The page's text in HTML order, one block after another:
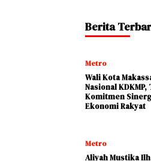
Berita
Metro
Wali Kota
Nasional KDKMP,
Komitmen
Ekonomi Rakyat
Metro
Aliyah Mustika